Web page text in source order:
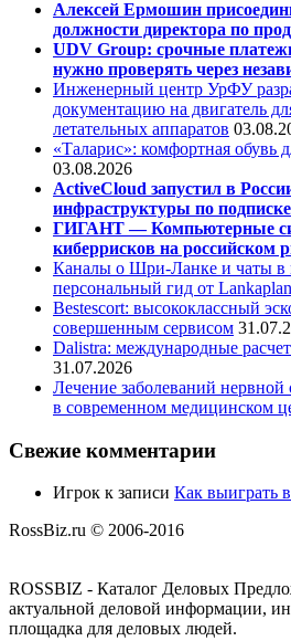
Алексей Ермошин
должности директора по
UDV Group: срочные
нужно проверять через
Инженерный центр УрФУ
документацию на двигатель
летательных аппаратов
«Таларис»: комфортная обувь
03.08.2026
ActiveCloud запустил в
инфраструктуры по подписке
ГИГАНТ — Компьютерные
киберрисков на российском
Каналы о Шри-Ланке и чаты в
персональный гид от
Bestescort: высококлассный
совершенным сервисом
Dalistra: международные
31.07.2026
Лечение заболеваний
в современном медицинском
Свежие комментарии
Игрок к записи Как выиграть
RossBiz.ru © 2006-2016
ROSSBIZ - Каталог Деловых
актуальной деловой информации,
площадка для деловых людей.